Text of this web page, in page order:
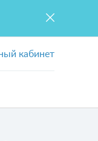
кабинет